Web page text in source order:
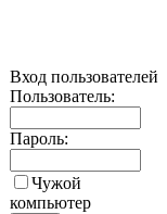
Вход пользователей
Пользователь:
Пароль:
Чужой
компьютер